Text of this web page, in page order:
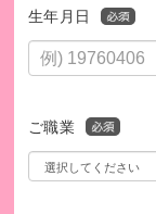
生年月日
ご職業